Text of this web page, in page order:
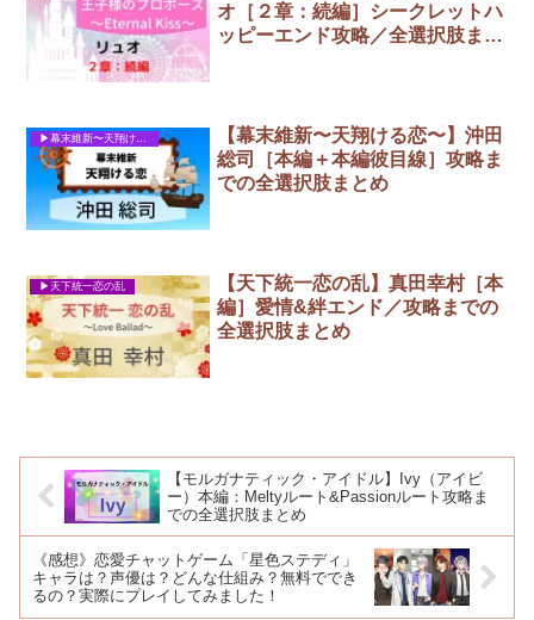
オ［２章：続編］シークレットハ
ッピーエンド攻略／全選択肢まと
【幕末維新〜天翔ける恋〜】沖田
総司［本編＋本編彼目線］攻略ま
での全選択肢まとめ
▶︎天下統一恋の乱
【天下統一恋の乱】真田幸村［本
編］愛情&絆エンド／攻略までの
全選択肢まとめ
【モルガナティック・アイドル】Ivy（アイビ
ー）本編：Meltyルート&Passionルート攻略ま
での全選択肢まとめ
《感想》恋愛チャットゲーム「星色ステディ」
キャラは？声優は？どんな仕組み？無料ででき
るの？実際にプレイしてみました！